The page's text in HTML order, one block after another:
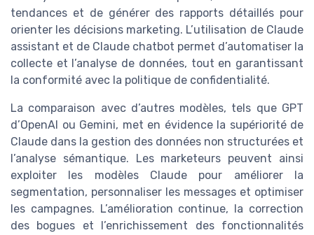
tendances et de générer des rapports détaillés pour
orienter les décisions marketing. L’utilisation de Claude
assistant et de Claude chatbot permet d’automatiser la
collecte et l’analyse de données, tout en garantissant
la conformité avec la politique de confidentialité.
La comparaison avec d’autres modèles, tels que GPT
d’OpenAI ou Gemini, met en évidence la supériorité de
Claude dans la gestion des données non structurées et
l’analyse sémantique. Les marketeurs peuvent ainsi
exploiter les modèles Claude pour améliorer la
segmentation, personnaliser les messages et optimiser
les campagnes. L’amélioration continue, la correction
des bogues et l’enrichissement des fonctionnalités